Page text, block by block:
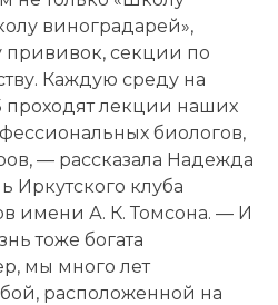
виноградарей»,
прививок, секции по
Каждую среду на
проходят лекции наших
биологов,
— рассказала Надежда
Иркутского клуба
имени А. К. Томсона. — И
тоже богата
мы много лет
расположенной на